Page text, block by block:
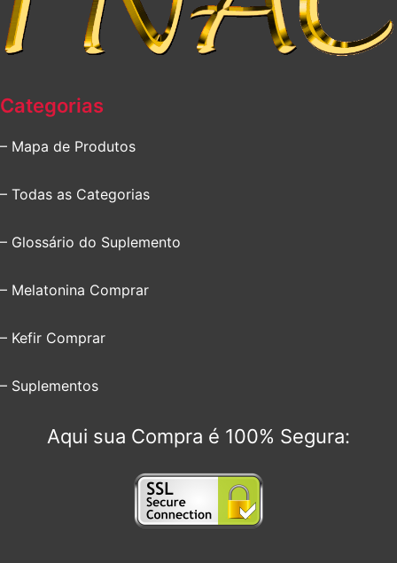
Categorias
– Mapa de Produtos
– Todas as Categorias
– Glossário do Suplemento
– Melatonina Comprar
– Kefir Comprar
– Suplementos
Aqui sua Compra é 100% Segura: